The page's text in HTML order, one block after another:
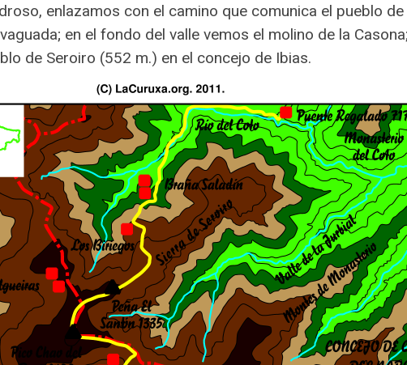
enlazamos con el camino que comunica el pueblo
en el fondo del valle vemos el molino de la
de Seroiro (552 m.) en el concejo de Ibias.